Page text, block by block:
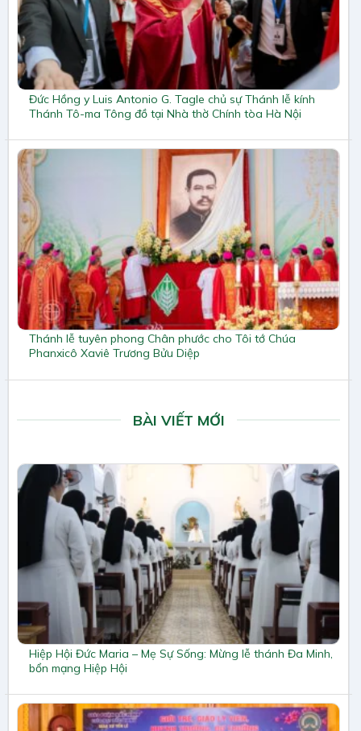
Đức Hồng y Luis Antonio G. Tagle chủ sự Thánh lễ kính
Thánh Tô-ma Tông đồ tại Nhà thờ Chính tòa Hà Nội
Thánh lễ tuyên phong Chân phước cho Tôi tớ Chúa
Phanxicô Xaviê Trương Bửu Diệp
BÀI VIẾT MỚI
Hiệp Hội Đức Maria – Mẹ Sự Sống: Mừng lễ thánh Đa Minh,
bổn mạng Hiệp Hội